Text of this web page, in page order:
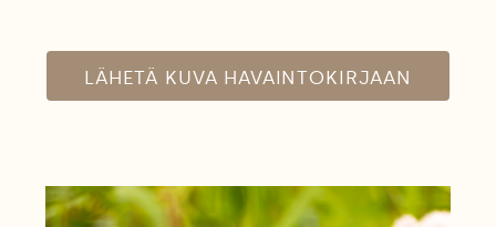
LÄHETÄ KUVA HAVAINTOKIRJAAN